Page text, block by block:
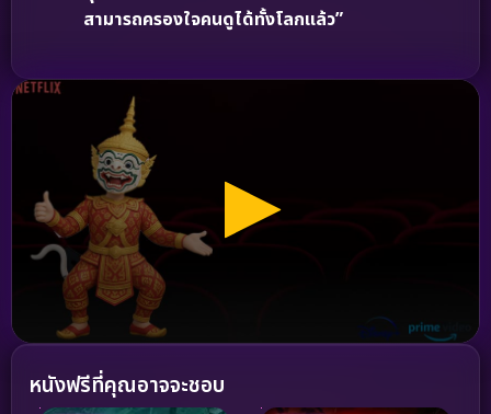
สามารถครองใจคนดูได้ทั้งโลกแล้ว”
หนังฟรีที่คุณอาจจะชอบ